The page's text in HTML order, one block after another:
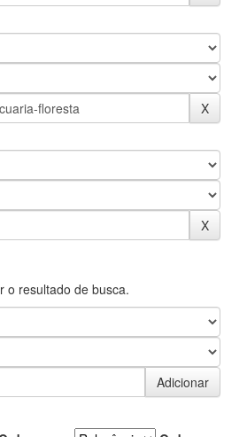
o resultado de busca.